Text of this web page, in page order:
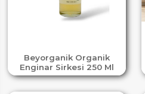
Beyorganik Organik
Enginar Sirkesi 250 Ml